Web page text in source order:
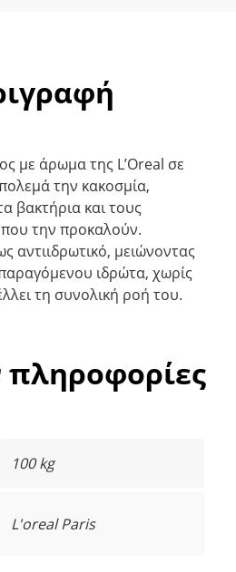
με άρωμα της L’Oreal σε
την κακοσμία,
βακτήρια και τους
την προκαλούν.
αντιιδρωτικό, μειώνοντας
ιδρώτα, χωρίς
τη συνολική ροή του.
πληροφορίες
100 kg
L'oreal Paris